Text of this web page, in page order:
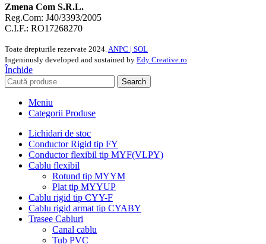
Zmena Com S.R.L.
Reg.Com: J40/3393/2005
C.I.F.: RO17268270
Toate drepturile rezervate 2024.ANPC | SOL
Ingeniously developed and sustained by Edy Creative.ro
Închide
Search
Meniu
Categorii Produse
Lichidari de stoc
Conductor Rigid tip FY
Conductor flexibil tip MYF(VLPY)
Cablu flexibil
Rotund tip MYYM
Plat tip MYYUP
Cablu rigid tip CYY-F
Cablu rigid armat tip CYABY
Trasee Cabluri
Canal cablu
Tub PVC